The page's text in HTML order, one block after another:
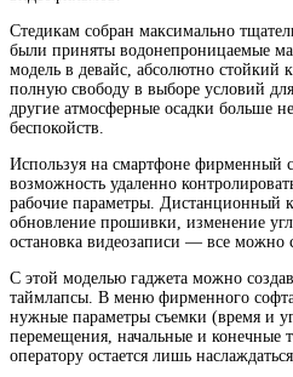
Стедикам собран максимально
были приняты водонепроницаемые
модель в девайс, абсолютно стойкий
полную свободу в выборе условий
другие атмосферные осадки больше
беспокойств.
Используя на смартфоне фирменный
возможность удаленно
рабочие параметры. Дистанционный
обновление прошивки, изменение
остановка видеозаписи — все можно
С этой моделью гаджета можно
таймлапсы. В меню фирменного
нужные параметры съемки (время и
перемещения, начальные и конечные
оператору остается лишь